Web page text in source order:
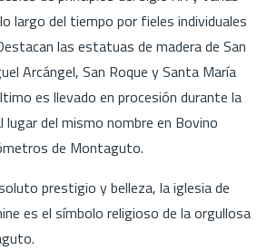
largo del tiempo por fieles individuales
las estatuas de madera de San
Arcángel, San Roque y Santa María
es llevado en procesión durante la
lugar del mismo nombre en Bovino
de Montaguto.
prestigio y belleza, la iglesia de
es el símbolo religioso de la orgullosa